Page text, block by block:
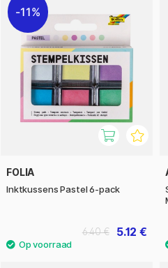
11%
FOLIA
Inktkussens Pastel 6-pack
5.12 €
6.40 €